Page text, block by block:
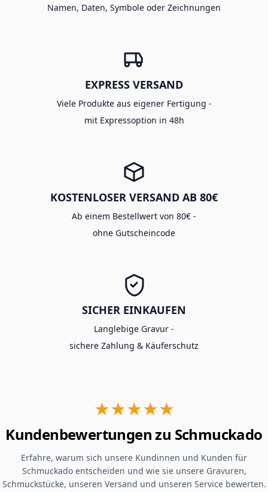
Namen, Daten, Symbole oder Zeichnungen
EXPRESS VERSAND
Viele Produkte aus eigener Fertigung -
mit Expressoption in 48h
KOSTENLOSER VERSAND AB 80€
Ab einem Bestellwert von 80€ -
ohne Gutscheincode
SICHER EINKAUFEN
Langlebige Gravur -
sichere Zahlung & Käuferschutz
★★★★★
Kundenbewertungen zu Schmuckado
Erfahre, warum sich unsere Kundinnen und Kunden für
Schmuckado entscheiden und wie sie unsere Gravuren,
Schmuckstücke, unseren Versand und unseren Service bewerten.